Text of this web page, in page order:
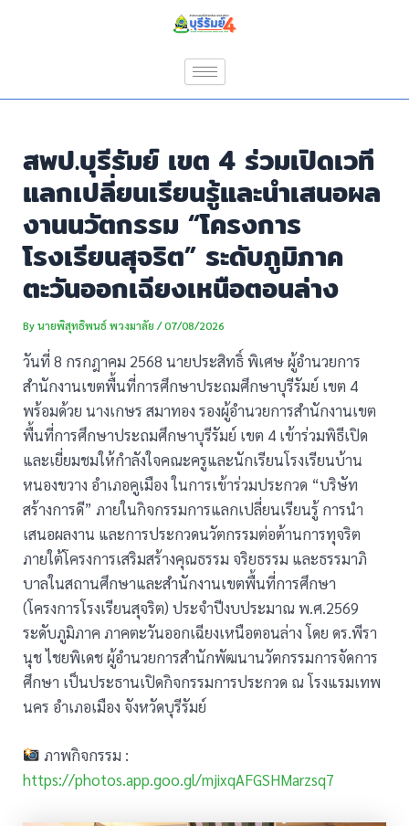
สพป.บุรีรัมย์ เขต 4 ร่วมเปิดเวที
แลกเปลี่ยนเรียนรู้และนำเสนอผล
งานนวัตกรรม “โครงการ
โรงเรียนสุจริต” ระดับภูมิภาค
ตะวันออกเฉียงเหนือตอนล่าง
Byนายพิสุทธิพนธ์ พวงมาลัย/07/08/2026
วันที่ 8 กรกฎาคม 2568 นายประสิทธิ์ พิเศษ ผู้อำนวยการ
สำนักงานเขตพื้นที่การศึกษาประถมศึกษาบุรีรัมย์ เขต 4
พร้อมด้วย นางเกษร สมาทอง รองผู้อำนวยการสำนักงานเขต
พื้นที่การศึกษาประถมศึกษาบุรีรัมย์ เขต 4 เข้าร่วมพิธีเปิด
และเยี่ยมชมให้กำลังใจคณะครูและนักเรียนโรงเรียนบ้าน
หนองขวาง อำเภอคูเมือง ในการเข้าร่วมประกวด “บริษัท
สร้างการดี” ภายในกิจกรรมการแลกเปลี่ยนเรียนรู้ การนำ
เสนอผลงาน และการประกวดนวัตกรรมต่อต้านการทุจริต
ภายใต้โครงการเสริมสร้างคุณธรรม จริยธรรม และธรรมาภิ
บาลในสถานศึกษาและสำนักงานเขตพื้นที่การศึกษา
(โครงการโรงเรียนสุจริต) ประจำปีงบประมาณ พ.ศ.2569
ระดับภูมิภาค ภาคตะวันออกเฉียงเหนือตอนล่าง โดย ดร.พีรา
นุช ไชยพิเดช ผู้อำนวยการสำนักพัฒนานวัตกรรมการจัดการ
ศึกษา เป็นประธานเปิดกิจกรรมการประกวด ณ โรงแรมเทพ
นคร อำเภอเมือง จังหวัดบุรีรัมย์
ภาพกิจกรรม :
https://photos.app.goo.gl/mjixqAFGSHMarzsq7